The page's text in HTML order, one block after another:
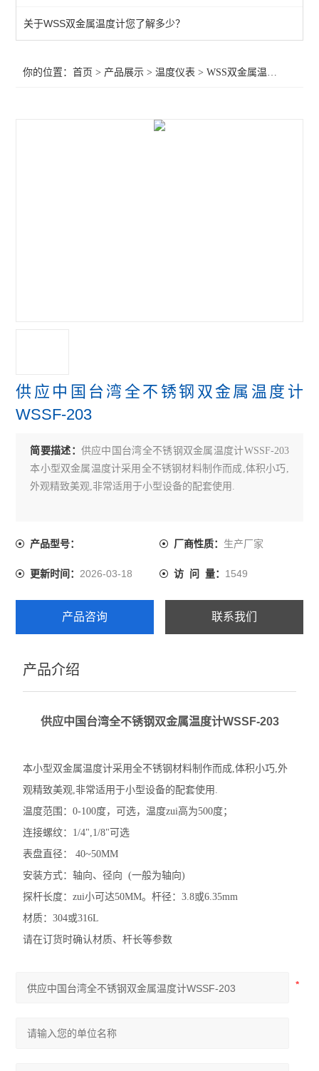
关于WSS双金属温度计您了解多少？
你的位置：首页 > 产品展示 >温度仪表 >WSS双金属温度计
供应中国台湾全不锈钢双金属温度计
WSSF-203
简要描述： 供应中国台湾全不锈钢双金属温度计WSSF-203
本小型双金属温度计采用全不锈钢材料制作而成,体积小巧,
外观精致美观,非常适用于小型设备的配套使用.
产品型号： 厂商性质： 生产厂家
更新时间：2026-03-18 访 问 量： 1549
产品咨询 联系我们
产品介绍
供应中国台湾全不锈钢双金属温度计WSSF-203
本小型双金属温度计采用全不锈钢材料制作而成,体积小巧,外
观精致美观,非常适用于小型设备的配套使用.
温度范围：0-100度，可选，温度zui高为500度；
连接螺纹：1/4",1/8"可选
表盘直径： 40~50MM
安装方式：轴向、径向 (一般为轴向)
探杆长度：zui小可达50MM。杆径：3.8或6.35mm
材质：304或316L
请在订货时确认材质、杆长等参数